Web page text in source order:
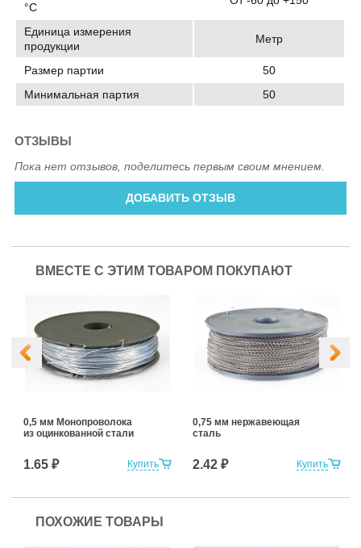
°C
Единица измерения
продукции
Метр
Размер партии
50
Минимальная партия
50
ОТЗЫВЫ
Пока нет отзывов, поделитесь первым своим мнением.
ДОБАВИТЬ ОТЗЫВ
ВМЕСТЕ С ЭТИМ ТОВАРОМ ПОКУПАЮТ
Купить
0,5 мм Монопроволока
из оцинкованной стали
1.65 ₽ Купить
0,75 мм нержавеющая
сталь
2.42 ₽
ПОХОЖИЕ ТОВАРЫ